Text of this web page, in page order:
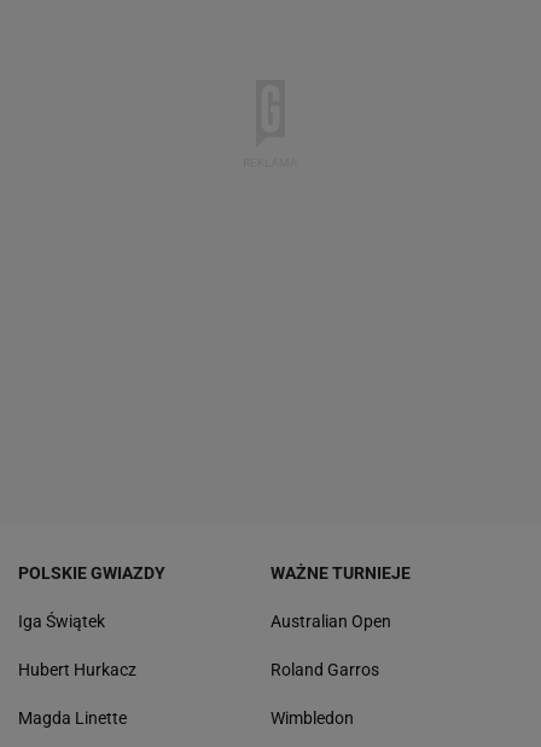
POLSKIE GWIAZDY
Iga Świątek
Hubert Hurkacz
Magda Linette
WAŻNE TURNIEJE
Australian Open
Roland Garros
Wimbledon